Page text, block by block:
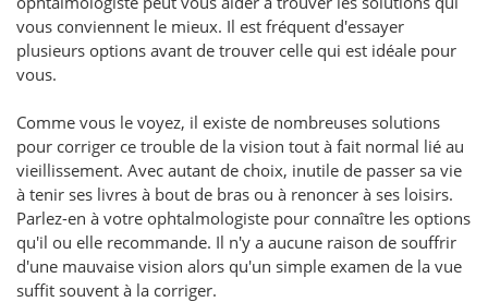
vous conviennent le mieux. Il est fréquent d'essayer
plusieurs options avant de trouver celle qui est idéale pour
vous.
Comme vous le voyez, il existe de nombreuses solutions
pour corriger ce trouble de la vision tout à fait normal lié au
vieillissement. Avec autant de choix, inutile de passer sa vie
à tenir ses livres à bout de bras ou à renoncer à ses loisirs.
Parlez-en à votre ophtalmologiste pour connaître les options
qu'il ou elle recommande. Il n'y a aucune raison de souffrir
d'une mauvaise vision alors qu'un simple examen de la vue
suffit souvent à la corriger.